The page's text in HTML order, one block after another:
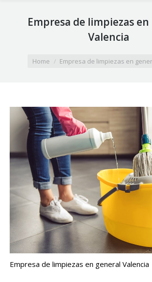
Empresa de limpiezas
Valencia
Home Empresa de limpiezas en
Empresa de limpiezas en general Valencia